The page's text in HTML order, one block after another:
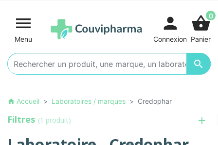

Menu

person
Connexion
shopping_basket0
Panier
home Accueil Laboratoires / marques Credophar
Filtres (1 produit)